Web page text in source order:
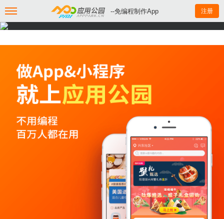
--免编程制作App 注册